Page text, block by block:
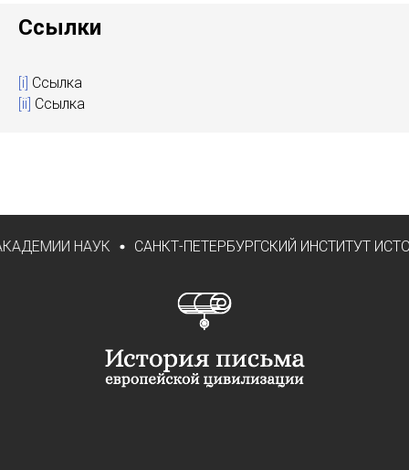
Ссылки
[i] Ссылка
[ii] Ссылка
НАУК САНКТ-ПЕТЕРБУРГСКИЙ ИНСТИТУТ